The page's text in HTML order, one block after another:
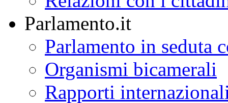
Home
L'istituzione
Lavori del Senato
Leggi e documenti